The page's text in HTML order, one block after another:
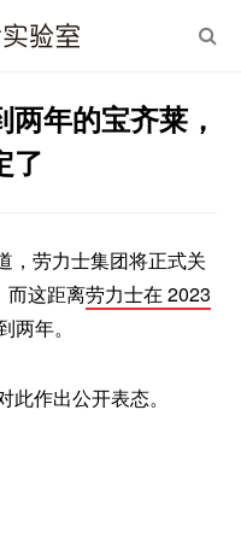
年的宝齐莱，
了
，劳力士集团将正式关
而这距离劳力士在 2023
两年。
作出公开表态。